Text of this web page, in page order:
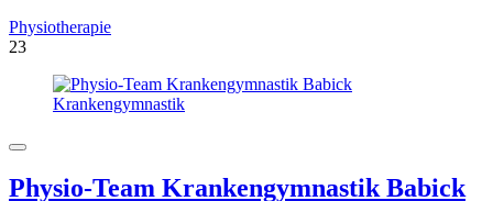
Physiotherapie
23
Physio-Team Krankengymnastik Babick